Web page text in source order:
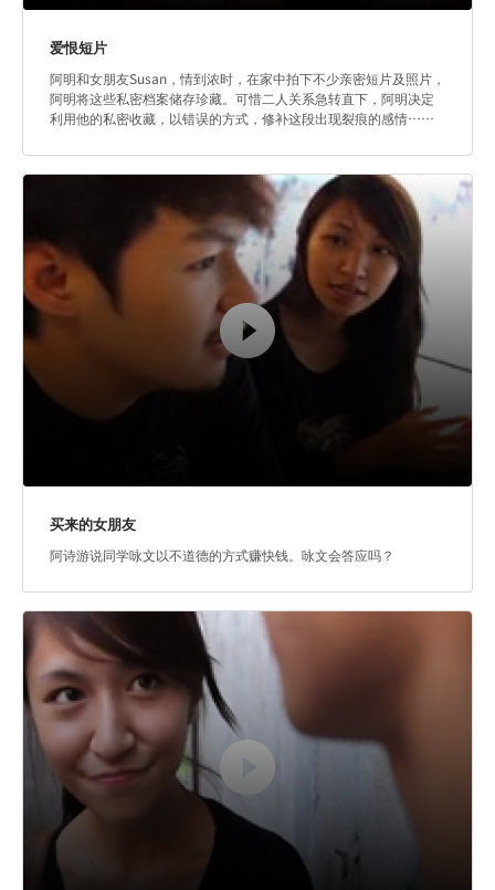
爱恨短片
阿明和女朋友Susan，情到浓时，在家中拍下不少亲密短片及照片，
阿明将这些私密档案储存珍藏。可惜二人关系急转直下，阿明决定
利用他的私密收藏，以错误的方式，修补这段出现裂痕的感情……
买来的女朋友
阿诗游说同学咏文以不道德的方式赚快钱。咏文会答应吗？